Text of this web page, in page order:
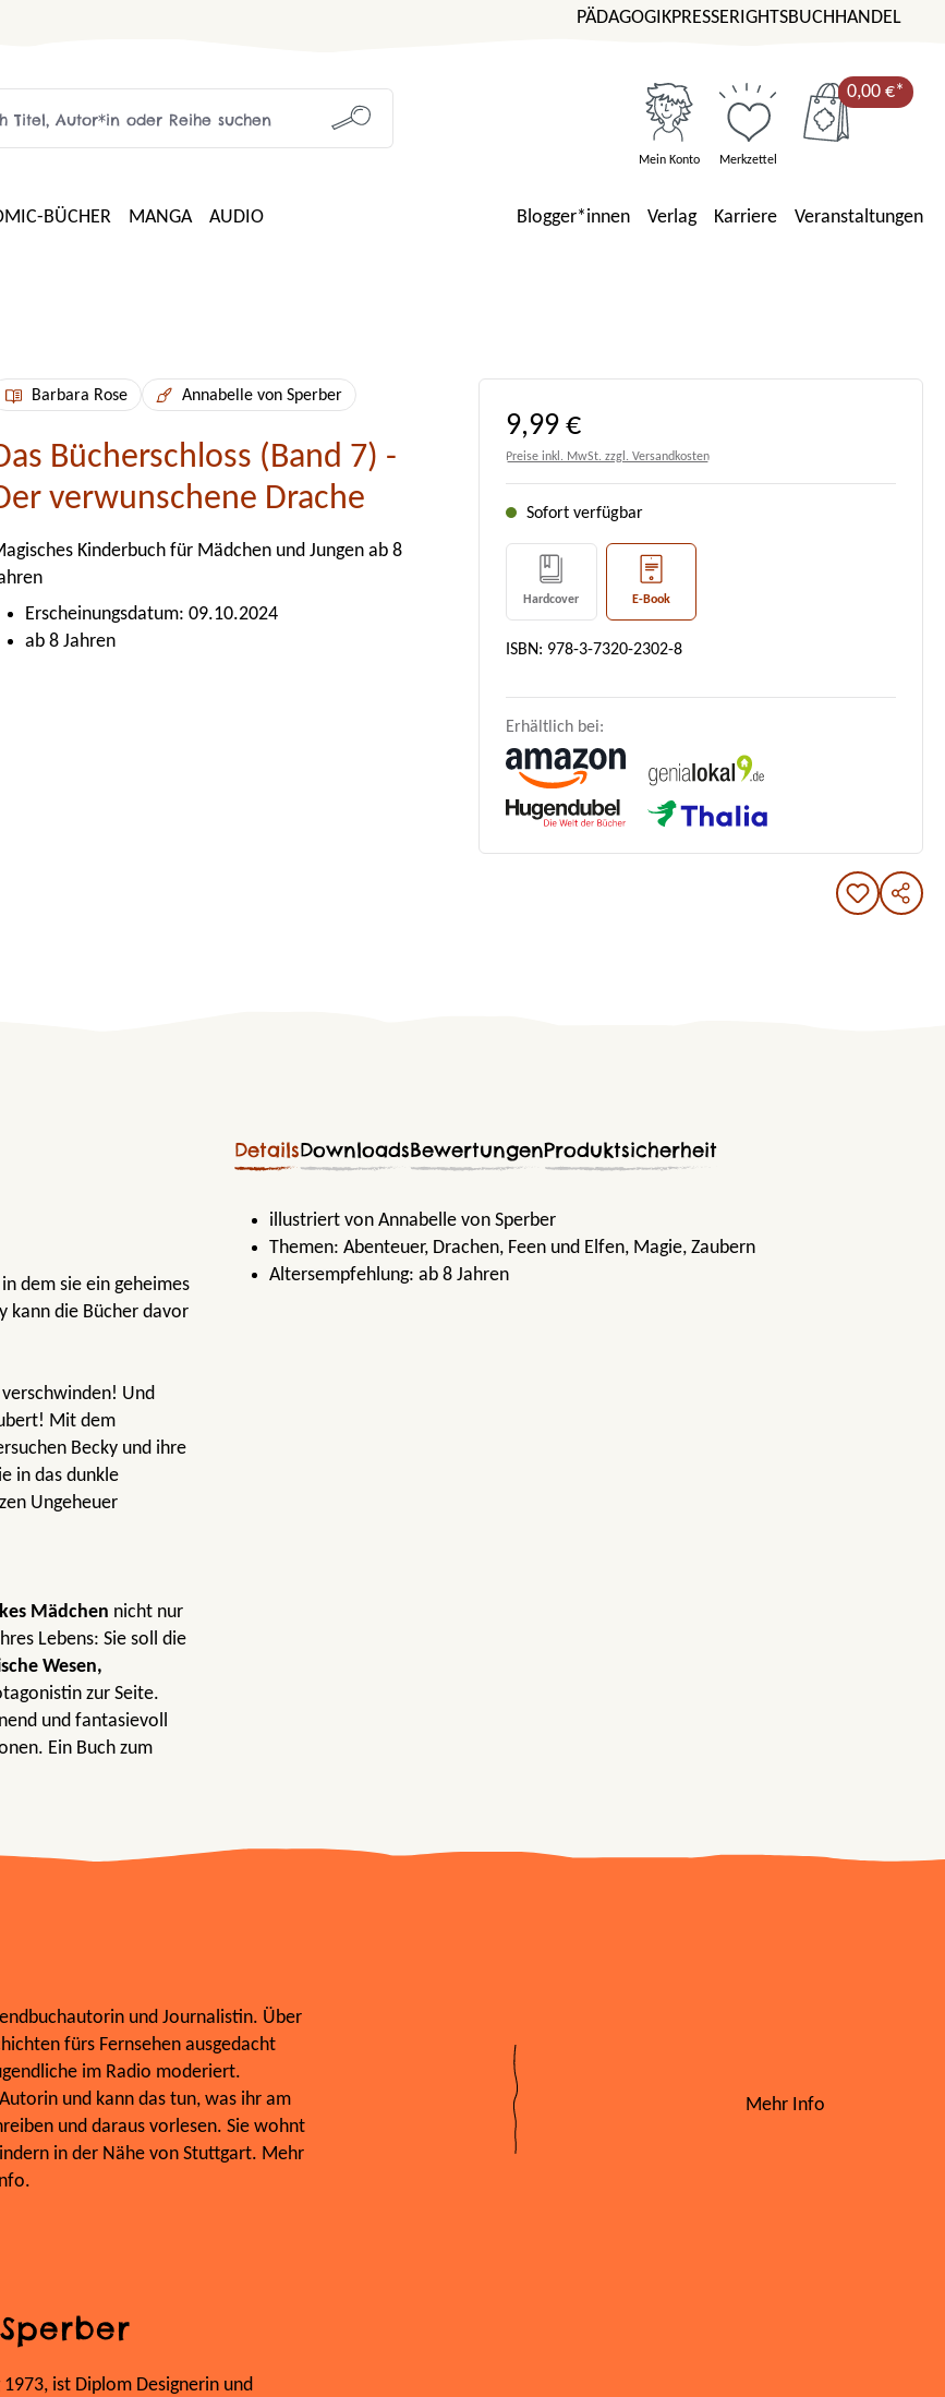
PÄDAGOGIKPRESSERIGHTSBUCHHANDEL
Mein Konto Merkzettel
0,00 €*
BÜCHER MANGA AUDIO Blogger*innen Verlag Karriere Veranstaltungen
Barbara Rose Annabelle von Sperber
Bücherschloss (Band 7) -
verwunschene Drache
Kinderbuch für Mädchen und Jungen ab 8
Erscheinungsdatum: 09.10.2024
ab 8 Jahren
Regulärer Preis:
9,99 €
Preise inkl. MwSt. zzgl. Versandkosten
Sofort verfügbar
Hardcover E-Book
ISBN: 978-3-7320-2302-8
Erhältlich bei:
dem sie ein geheimes
kann die Bücher davor
Und
Mit dem
Becky und ihre
in das dunkle
Ungeheuer
Mädchen nicht nur
Lebens: Sie soll die
Wesen,
zur Seite.
und fantasievoll
Ein Buch zum
DetailsDownloadsBewertungenProduktsicherheit
illustriert von Annabelle von Sperber
Themen: Abenteuer, Drachen, Feen und Elfen, Magie, Zaubern
Altersempfehlung: ab 8 Jahren
und Journalistin. Über
fürs Fernsehen ausgedacht
im Radio moderiert.
und kann das tun, was ihr am
und daraus vorlesen. Sie wohnt
in der Nähe von Stuttgart. Mehr
Mehr Info
ist Diplom Designerin und